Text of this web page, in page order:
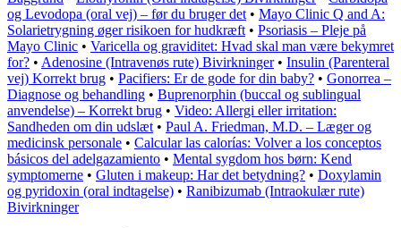
og Levodopa (oral vej) – før du bruger det • Mayo Clinic Q and A:
Solarietrygning øger risikoen for hudkræft • Psoriasis – Pleje på
Mayo Clinic • Varicella og graviditet: Hvad skal man være bekymret
for? • Adenosine (Intravenøs rute) Bivirkninger• Insulin (Parenteral
vej) Korrekt brug • Pacifiers: Er de gode for din baby? • Gonorrea –
Diagnose og behandling • Buprenorphin (buccal og sublingual
anvendelse) – Korrekt brug • Video: Allergi eller irritation:
Sandheden om din udslæt • Paul A. Friedman, M.D. – Læger og
medicinsk personale • Calcular las calorías: Volver a los conceptos
básicos del adelgazamiento • Mental sygdom hos børn: Kend
symptomerne • Gluten i makeup: Har det betydning? • Doxylamin
og pyridoxin (oral indtagelse) • Ranibizumab (Intraokulær rute)
Bivirkninger